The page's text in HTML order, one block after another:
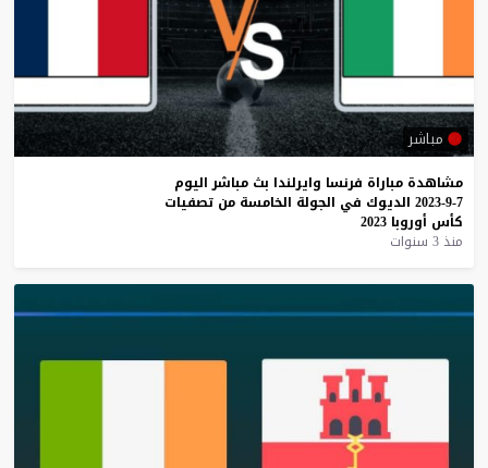
مباشر
مشاهدة مباراة فرنسا وايرلندا بث مباشر اليوم
7-9-2023
الديوك في الجولة الخامسة من تصفيات
كأس أوروبا 2023
منذ 3 سنوات